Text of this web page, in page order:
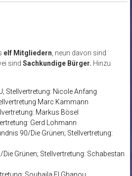
elf Mitgliedern , neun davon sind
sind Sachkundige Bürger. Hinzu
Stellvertretung: Nicole Anfang
Marc Kammann
Markus Bösel
Gerd Lohmann
90/Die Grünen; Stellvertretung:
Grünen; Stellvertretung: Schabestan
Souhaila El Ghanou